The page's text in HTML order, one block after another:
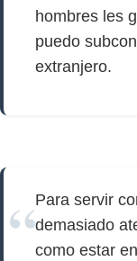
hombres les
puedo
extranjero.
Para servir
demasiado
como estar